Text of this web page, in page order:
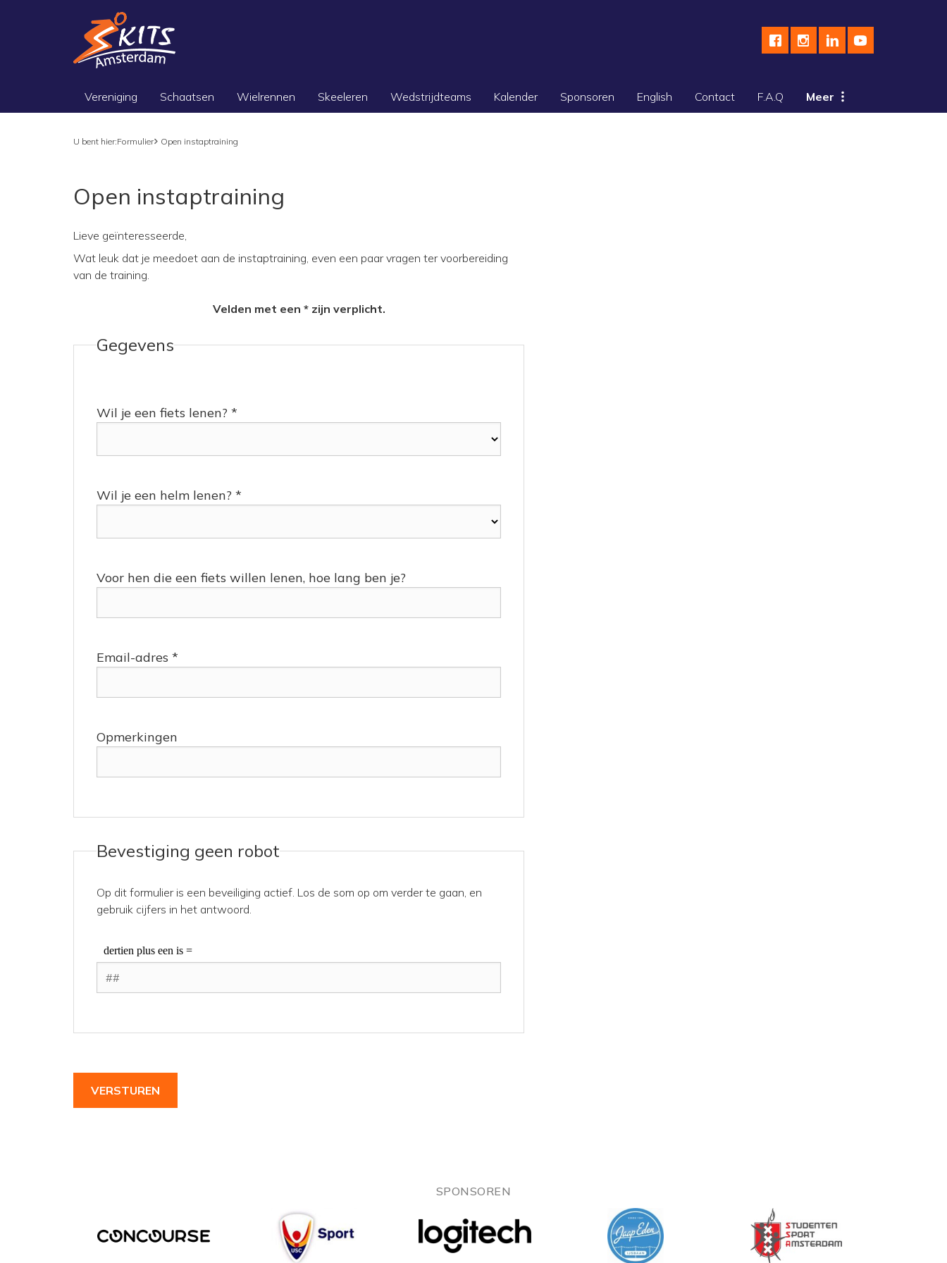
Vereniging Schaatsen Wielrennen Skeeleren Wedstrijdteams Kalender Sponsoren English Contact F.A.Q Meer
U bent hier:Formulier Open instaptraining
Open instaptraining
Lieve geïnteresseerde,
Wat leuk dat je meedoet aan de instaptraining, even een paar vragen ter voorbereiding
van de training.
Velden met een * zijn verplicht.
Gegevens
Wil je een fiets lenen? *
Wil je een helm lenen? *
Voor hen die een fiets willen lenen, hoe lang ben je?
Email-adres *
Opmerkingen
Bevestiging geen robot
Op dit formulier is een beveiliging actief. Los de som op om verder te gaan, en
gebruik cijfers in het antwoord.
SPONSOREN